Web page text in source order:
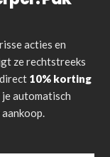
acties en
ze rechtstreeks
10% korting
automatisch